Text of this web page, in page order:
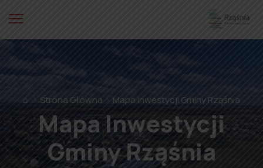
⌂ Strona Główna Mapa Inwestycji Gminy Rząśnia
Mapa Inwestycji
Gminy Rząśnia